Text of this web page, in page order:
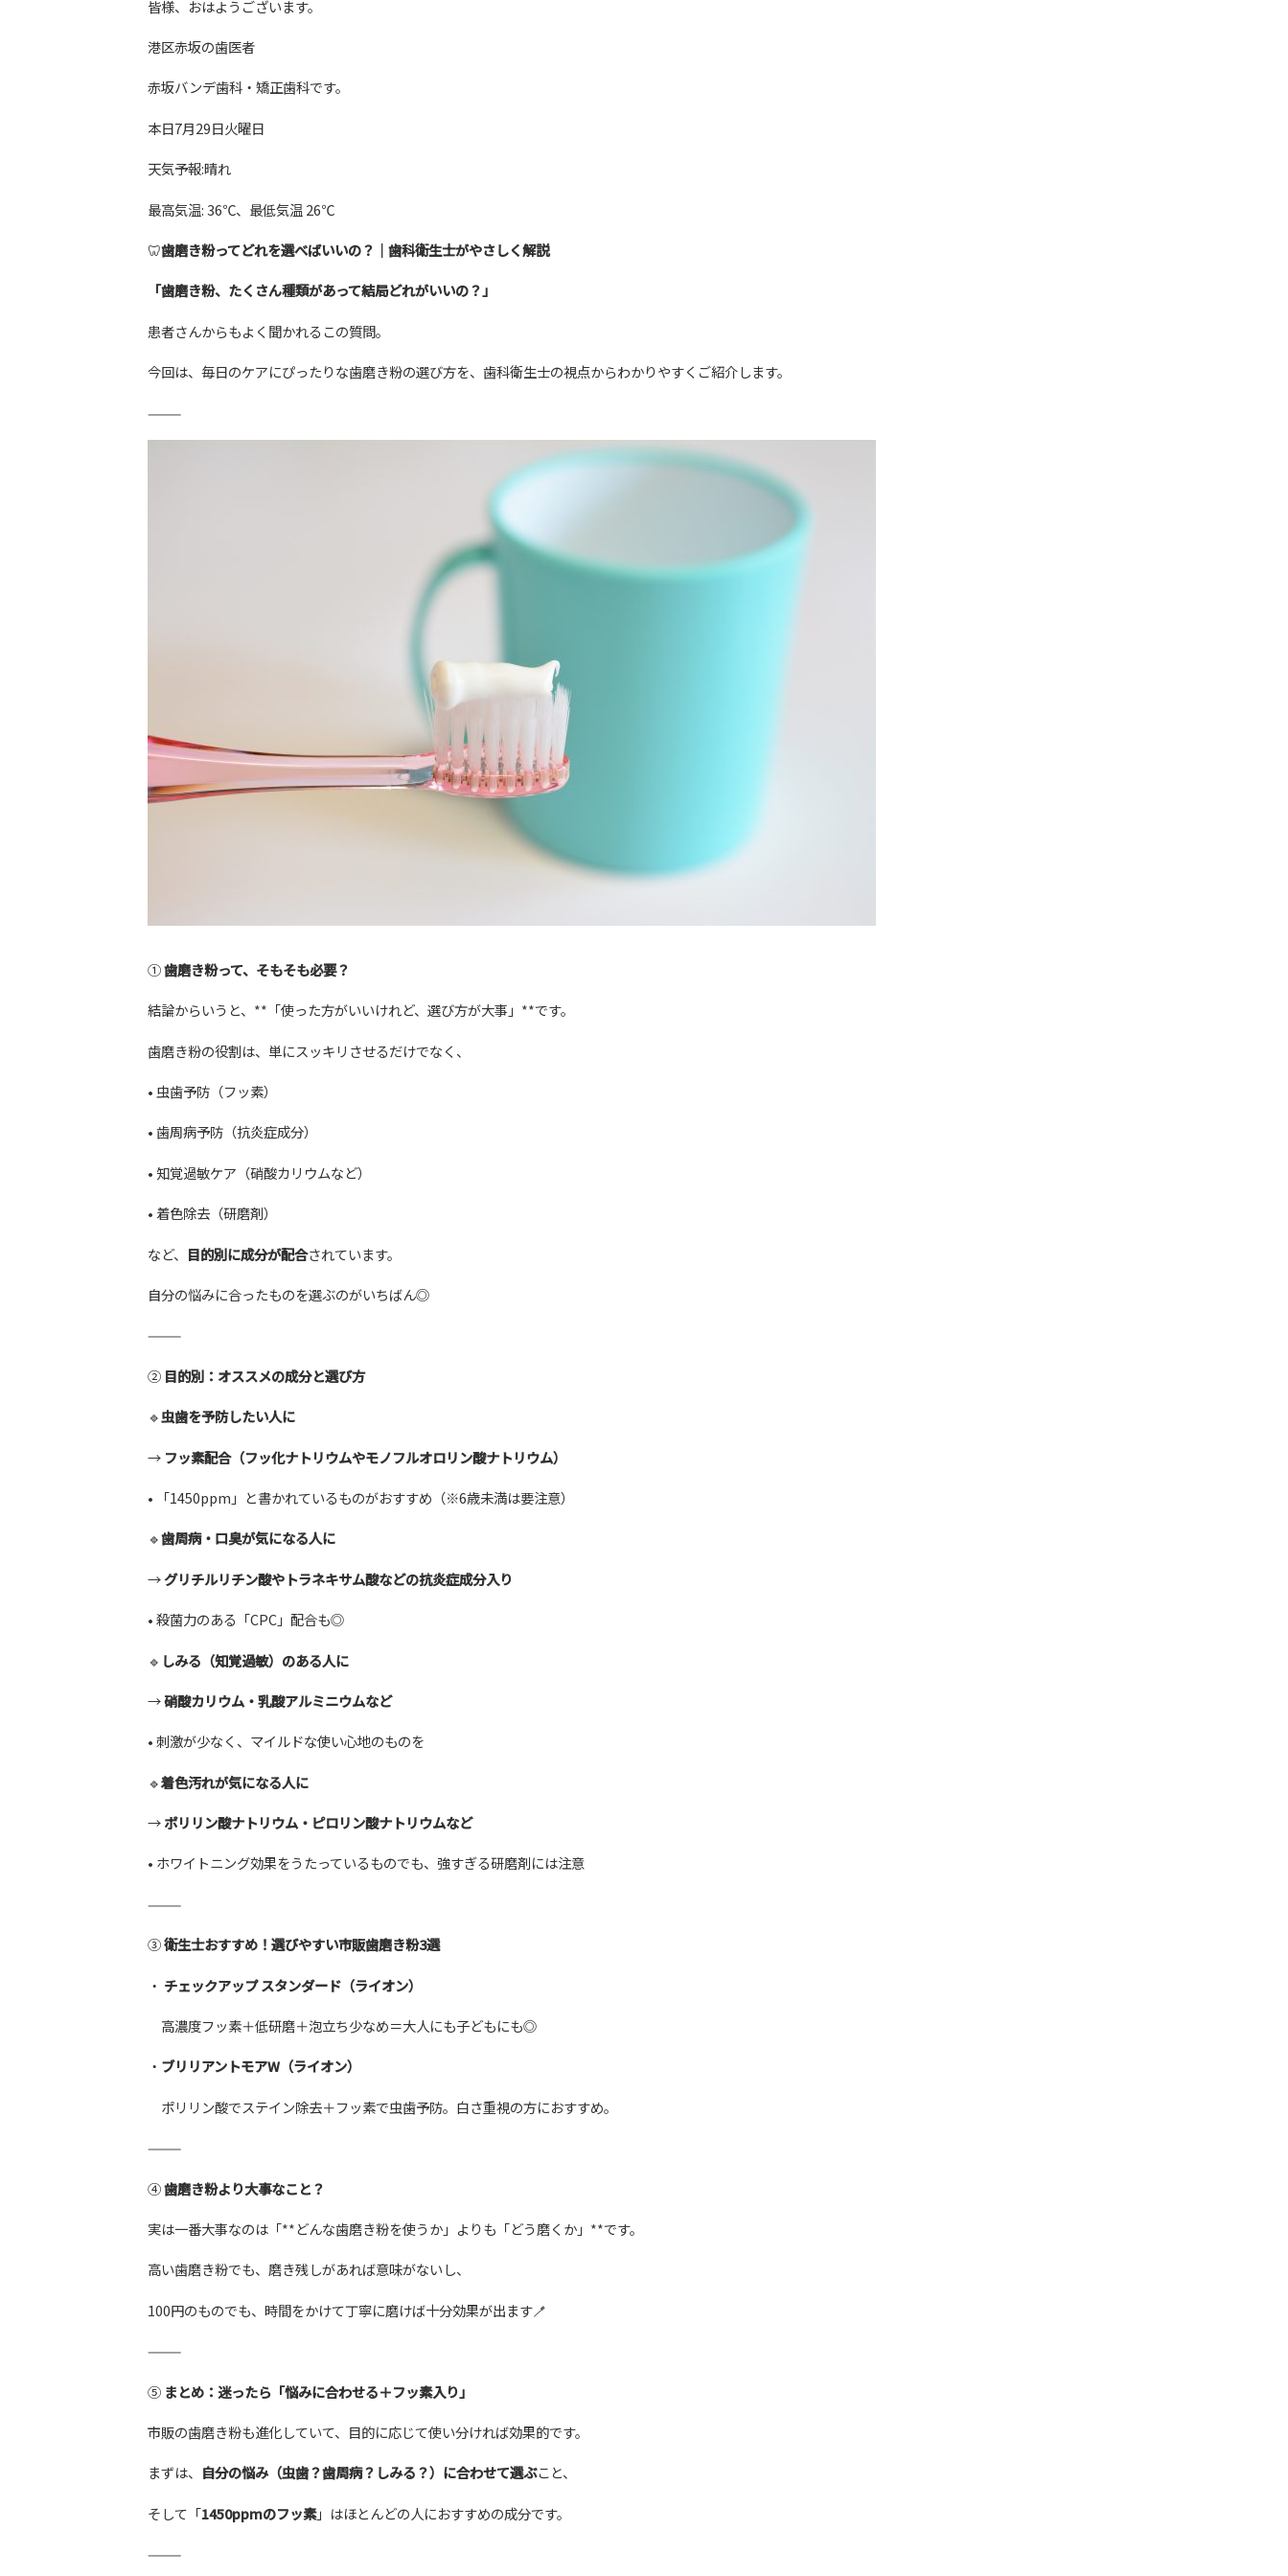
皆様、おはようございます。
港区赤坂の歯医者
赤坂バンデ歯科・矯正歯科です。
本日7月29日火曜日
天気予報:晴れ
最高気温: 36℃、最低気温 26℃
🦷歯磨き粉ってどれを選べばいいの？｜歯科衛生士がやさしく解説
「歯磨き粉、たくさん種類があって結局どれがいいの？」
患者さんからもよく聞かれるこの質問。
今回は、毎日のケアにぴったりな歯磨き粉の選び方を、歯科衛生士の視点からわかりやすくご紹介します。
⸻
①歯磨き粉って、そもそも必要？
結論からいうと、**「使った方がいいけれど、選び方が大事」**です。
歯磨き粉の役割は、単にスッキリさせるだけでなく、
• 虫歯予防（フッ素）
• 歯周病予防（抗炎症成分）
• 知覚過敏ケア（硝酸カリウムなど）
• 着色除去（研磨剤）
など、 目的別に成分が配合されています。
自分の悩みに合ったものを選ぶのがいちばん◎
⸻
② 目的別：オススメの成分と選び方
🔹虫歯を予防したい人に
→ フッ素配合（フッ化ナトリウムやモノフルオロリン酸ナトリウム）
• 「1450ppm」と書かれているものがおすすめ（※6歳未満は要注意）
🔹歯周病・口臭が気になる人に
→グリチルリチン酸やトラネキサム酸などの抗炎症成分入り
• 殺菌力のある「CPC」配合も◎
🔹 しみる（知覚過敏）のある人に
→硝酸カリウム・乳酸アルミニウムなど
• 刺激が少なく、マイルドな使い心地のものを
🔹着色汚れが気になる人に
→ポリリン酸ナトリウム・ピロリン酸ナトリウムなど
• ホワイトニング効果をうたっているものでも、強すぎる研磨剤には注意
⸻
③衛生士おすすめ！選びやすい市販歯磨き粉3選
・ チェックアップ スタンダード（ライオン）
高濃度フッ素＋低研磨＋泡立ち少なめ＝大人にも子どもにも◎
・ ブリリアントモアW（ライオン）
ポリリン酸でステイン除去＋フッ素で虫歯予防。白さ重視の方におすすめ。
⸻
④歯磨き粉より大事なこと？
実は一番大事なのは「**どんな歯磨き粉を使うか」よりも「どう磨くか」**です。
高い歯磨き粉でも、磨き残しがあれば意味がないし、
100円のものでも、時間をかけて丁寧に磨けば十分効果が出ます🪥
⸻
⑤ まとめ：迷ったら「悩みに合わせる＋フッ素入り」
市販の歯磨き粉も進化していて、目的に応じて使い分ければ効果的です。
まずは、 自分の悩み（虫歯？歯周病？しみる？）に合わせて選ぶこと、
そして「1450ppmのフッ素」はほとんどの人におすすめの成分です。
⸻